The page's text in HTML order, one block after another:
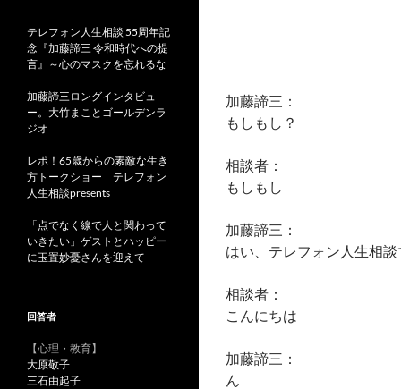
加藤諦三：
もしもし？
相談者：
もしもし
加藤諦三：
はい、テレフォン人生相
相談者：
こんにちは
加藤諦三：
ん
テレフォン人生相談 55周年記
念『加藤諦三 令和時代への提
言』～心のマスクを忘れるな
加藤諦三ロングインタビュ
ー。大竹まことゴールデンラ
ジオ
レポ！65歳からの素敵な生き
方トークショー テレフォン
人生相談presents
「点でなく線で人と関わって
いきたい」ゲストとハッピー
に玉置妙憂さんを迎えて
回答者
【心理・教育】
大原敬子
三石由起子